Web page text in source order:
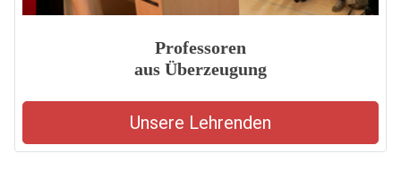
Professoren
aus Überzeugung
Unsere Lehrenden